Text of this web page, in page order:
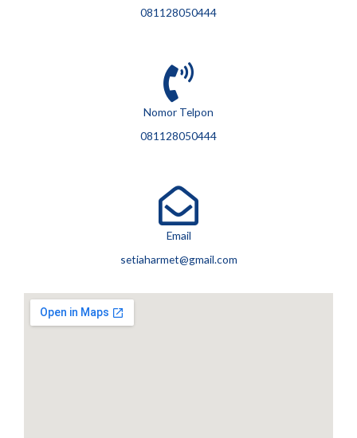
081128050444
Nomor Telpon
081128050444
Email
setiaharmet@gmail.com